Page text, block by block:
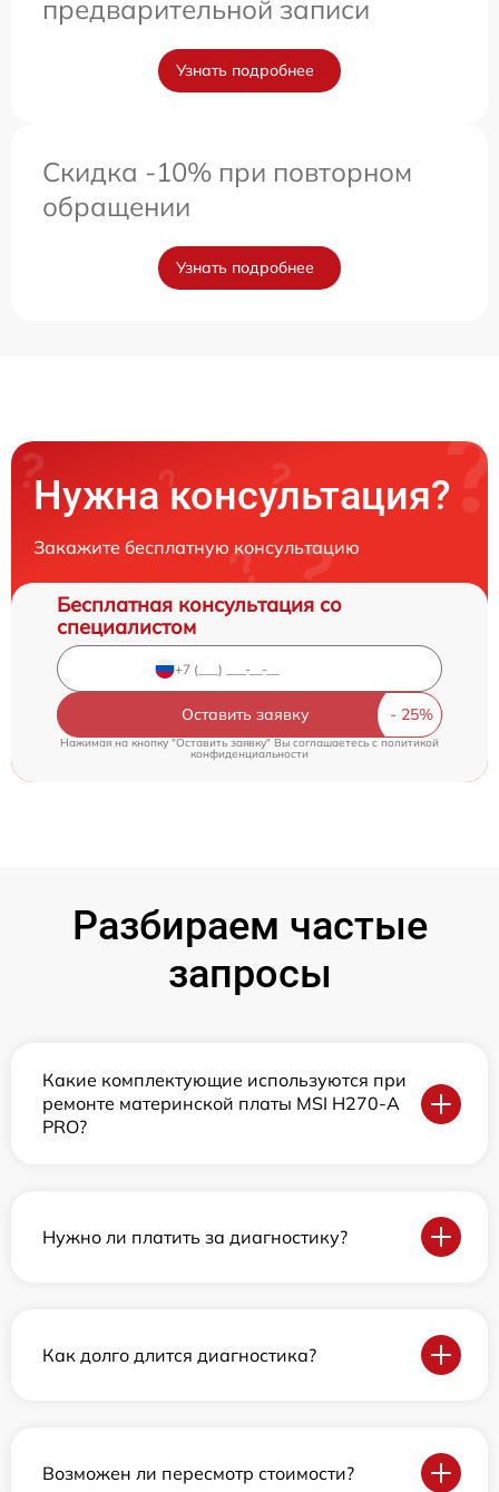
предварительной записи
Узнать подробнее
Скидка -10% при повторном
обращении
Узнать подробнее
Нужна консультация?
Закажите бесплатную консультацию
Бесплатная консультация со
специалистом
Оставить заявку
Нажимая на кнопку "Оставить заявку" Вы соглашаетесь cполитикой
конфиденциальности
Разбираем частые
запросы
Какие комплектующие используются при
ремонте материнской платы MSI H270-A
PRO?
Нужно ли платить за диагностику?
Как долго длится диагностика?
Возможен ли пересмотр стоимости?